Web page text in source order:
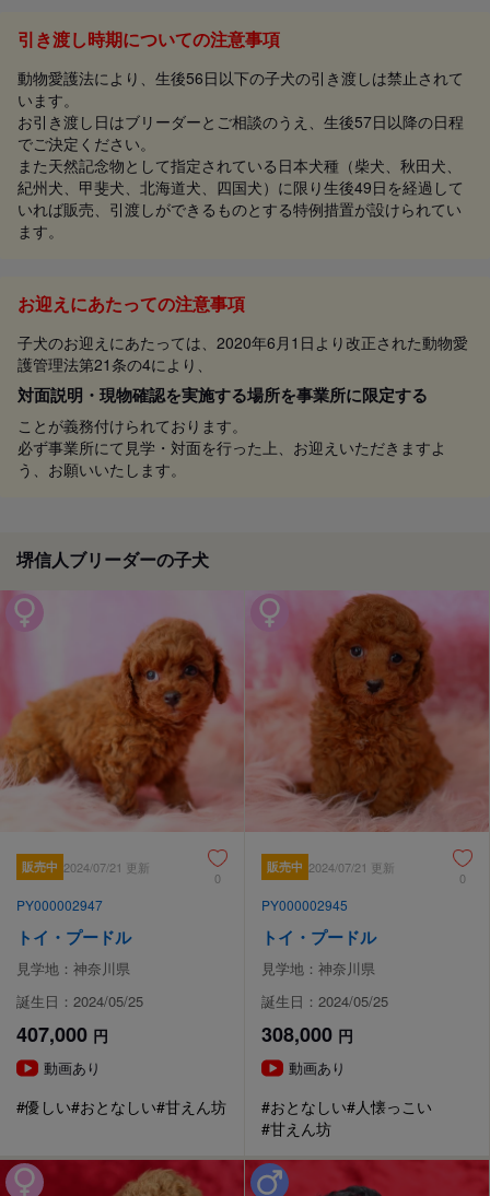
引き渡し時期についての注意事項
動物愛護法により、生後56日以下の子犬の引き渡しは禁止されて
います。
お引き渡し日はブリーダーとご相談のうえ、生後57日以降の日程
でご決定ください。
また天然記念物として指定されている日本犬種（柴犬、秋田犬、
紀州犬、甲斐犬、北海道犬、四国犬）に限り生後49日を経過して
いれば販売、引渡しができるものとする特例措置が設けられてい
ます。
お迎えにあたっての注意事項
子犬のお迎えにあたっては、2020年6月1日より改正された動物愛
護管理法第21条の4により、
対面説明・現物確認を実施する場所を事業所に限定する
ことが義務付けられております。
必ず事業所にて見学・対面を行った上、お迎えいただきますよ
う、お願いいたします。
堺信人ブリーダーの子犬
販売中 2024/07/21 更新
0
PY000002947
トイ・プードル
見学地：神奈川県
誕生日：2024/05/25
407,000 円
動画あり
#優しい#おとなしい#甘えん坊
販売中 2024/07/21 更新
0
PY000002945
トイ・プードル
見学地：神奈川県
誕生日：2024/05/25
308,000 円
動画あり
#おとなしい#人懐っこい
#甘えん坊